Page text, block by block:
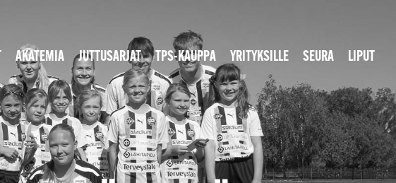
AKATEMIA JUTTUSARJAT TPS-KAUPPA YRITYKSILLE SEURA LIPUT